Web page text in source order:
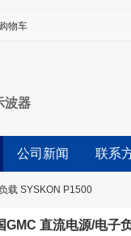
购物车
波器
公司新闻 联系
载 SYSKON P1500
GMC 直流电源/电子